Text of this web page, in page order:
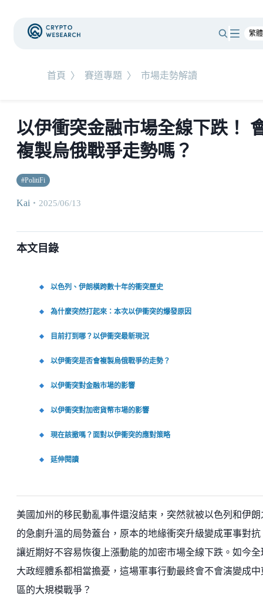
首頁 〉 賽道專題 〉 市場走勢解讀
以伊衝突金融市場全線下跌！
複製烏俄戰爭走勢嗎？
#PolitiFi
Kai ・ 2025/06/13
本文目錄
以色列、伊朗橫跨數十年的衝突歷史
為什麼突然打起來：本次以伊衝突的爆發原因
目前打到哪？以伊衝突最新現況
以伊衝突是否會複製烏俄戰爭的走勢？
以伊衝突對金融市場的影響
以伊衝突對加密貨幣市場的影響
現在該撤嗎？面對以伊衝突的應對策略
延伸閱讀
美國加州的移民動亂事件還沒結束，突然就被以色列和伊朗
的急劇升溫的局勢蓋台，原本的地緣衝突升級變成軍事對抗
讓近期好不容易恢復上漲動能的加密市場全線下跌。如今全
大政經體系都相當擔憂，這場軍事行動最終會不會演變成中
區的大規模戰爭？